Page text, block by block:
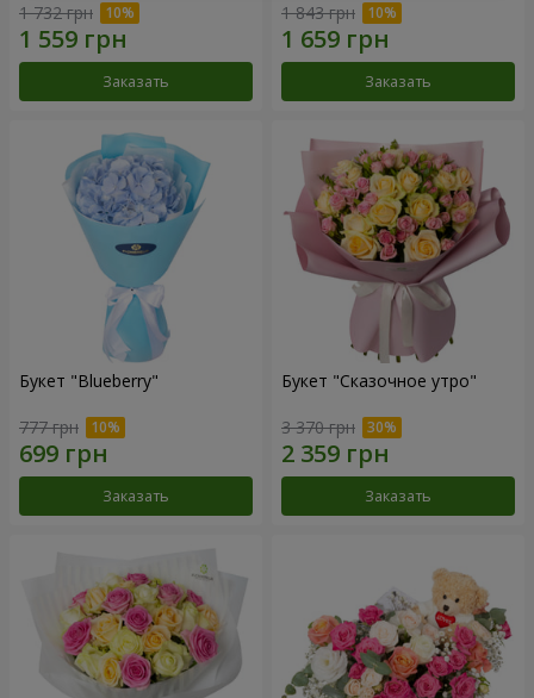
1 732 грн
Заказать
1 843 грн
Заказать
Букет "Blueberry"
777 грн
Заказать
Букет "Сказочное утро"
3 370 грн
Заказать